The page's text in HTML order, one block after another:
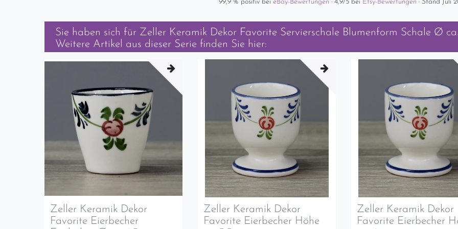
99,9 % positiv bei eBay-Bewertungen · 4,9/5 bei Etsy-Bewertungen · Stand Juli
Sie haben sich für Zeller Keramik Dekor Favorite Servierschale Blumenform Schale Ø
Weitere Artikel aus dieser Serie finden Sie hier:
Zeller Keramik Dekor
Favorite Eierbecher
Zeller Keramik Dekor
Favorite Eierbecher Höhe
Zeller Keramik Dekor
Favorite Eierbecher